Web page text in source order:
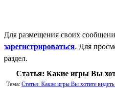
Для размещения своих
зарегистрироваться. Для
раздел.
Тема: Статья: Какие игры Вы хотите